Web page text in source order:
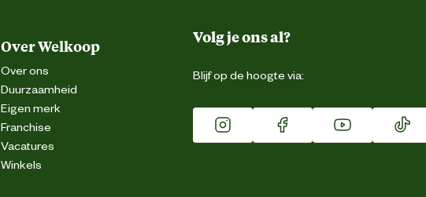
Over Welkoop
Over ons
Duurzaamheid
Eigen merk
Franchise
Vacatures
Winkels
Volg je ons al?
Blijf op de hoogte via: